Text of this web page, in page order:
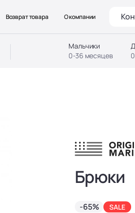
Мальчики
0-36 месяцев
Возврат товара О компании
Брюки
-65% SALE